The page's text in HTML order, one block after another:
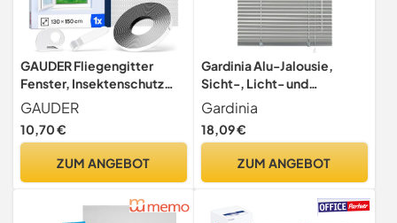
GAUDER Fliegengitter
Fenster, Insektenschutz
ohne Bohren (130x150cm)
GAUDER
10,70 €
ZUM ANGEBOT
Gardinia Alu-Jalousie,
Sicht-, Licht- und
Blendschutz, Wand- und
Deckenmontage, Alle
Montage-Teile inklusive,
80 x 130 cm (BxH), 7731
Gardinia
18,09 €
ZUM ANGEBOT